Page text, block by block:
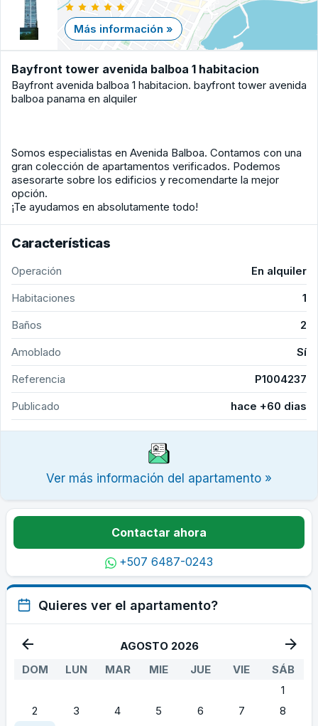
Más información »
Bayfront tower avenida balboa 1 habitacion
Bayfront avenida balboa 1 habitacion. bayfront tower avenida
balboa panama en alquiler
Somos especialistas en Avenida Balboa. Contamos con una
gran colección de apartamentos verificados. Podemos
asesorarte sobre los edificios y recomendarte la mejor
opción.
¡Te ayudamos en absolutamente todo!
Características
Operación
En alquiler
Habitaciones
1
Baños
2
Amoblado
Sí
Referencia
P1004237
Publicado
hace +60 dias
Ver más información del apartamento »
Contactar ahora
+507 6487-0243
Quieres ver el apartamento?
AGOSTO 2026
DOM
LUN MAR MIE JUE VIE
SÁB
1
2
3 4 5 6 7
8